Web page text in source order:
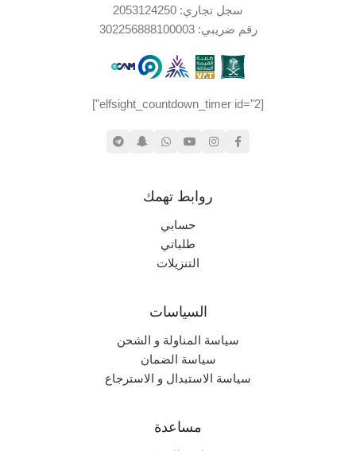
سجل تجاري: 2053124250
رقم ضريبي: 302256888100003
[elfsight_countdown_timer id="2"]
روابط تهمك
حسابي
طلباتي
التنزيلات
السياسات
سياسة المناولة و الشحن
سياسة الضمان
سياسة الاستبدال و الاسترجاع
مساعدة